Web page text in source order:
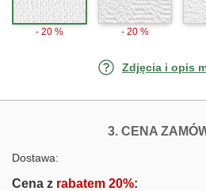
- 20 % - 20 %
Zdjęcia i opis
3. CENA
Dostawa:
Cena z rabatem 20%: